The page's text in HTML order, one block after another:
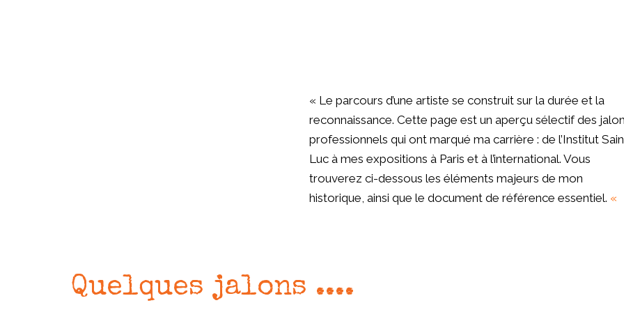
« Le parcours d’une artiste se construit sur la durée et la
reconnaissance. Cette page est un aperçu sélectif des
professionnels qui ont marqué ma carrière : de l’Institut
Luc à mes expositions à Paris et à l’international. Vous
trouverez ci-dessous les éléments majeurs de mon
historique, ainsi que le document de référence essentiel. «
Quelques jalons ....